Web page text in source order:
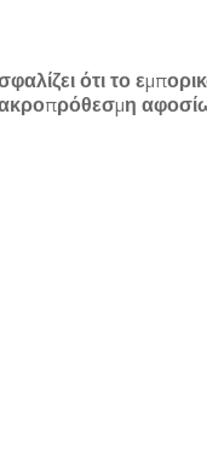
ότι το
μακροπρόθεσμη